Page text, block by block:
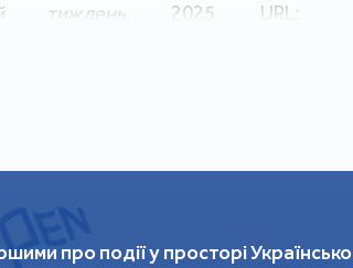
тиждень
. 2025. URL:
rosijskyj-vijskovyk-i-
. 2023. URL:
про події у просторі